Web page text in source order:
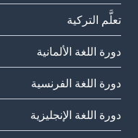
تعلَّم التركية
دورة اللغة الألمانية
دورة اللغة الفرنسية
دورة اللغة الإنجليزية